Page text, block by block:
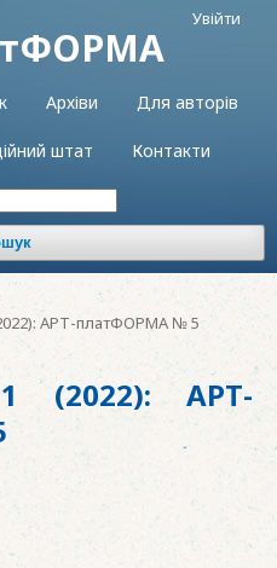
Архіви Для авторів
штат Контакти
Увійти
АРТ-платФОРМА № 5
АРТ-